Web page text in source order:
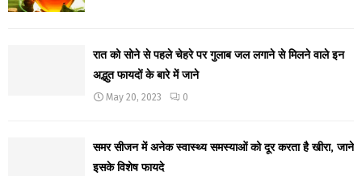
रात को सोने से पहले चेहरे पर गुलाब जल लगाने से मिलने वाले इन
अद्भुत फायदों के बारे में जाने
May 20, 2023 0
समर सीजन में अनेक स्वास्थ्य समस्याओं को दूर करता है खीरा, जाने
इसके विशेष फायदे